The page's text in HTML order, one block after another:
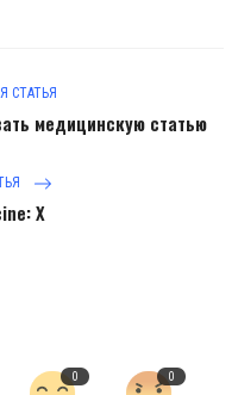
СТАТЬЯ
медицинскую статью
X
0 0